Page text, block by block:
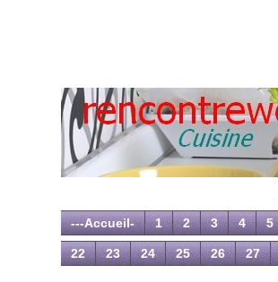
---Accueil- 1 2 3 4 5
22 23 24 25 26 27